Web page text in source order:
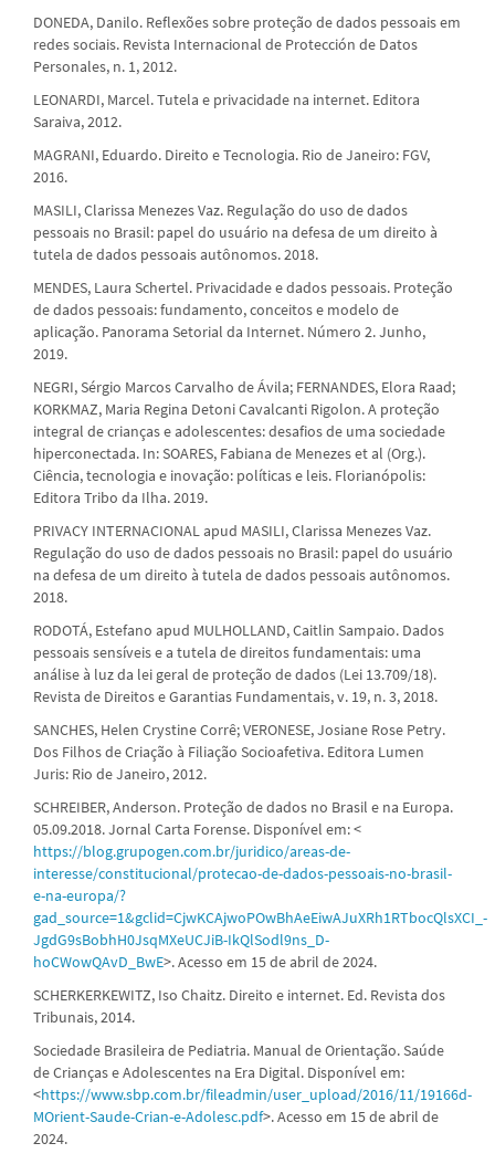
DONEDA, Danilo. Reflexões sobre proteção de dados pessoais em
redes sociais. Revista Internacional de Protección de Datos
Personales, n. 1, 2012.
LEONARDI, Marcel. Tutela e privacidade na internet. Editora
Saraiva, 2012.
MAGRANI, Eduardo. Direito e Tecnologia. Rio de Janeiro: FGV,
2016.
MASILI, Clarissa Menezes Vaz. Regulação do uso de dados
pessoais no Brasil: papel do usuário na defesa de um direito à
tutela de dados pessoais autônomos. 2018.
MENDES, Laura Schertel. Privacidade e dados pessoais. Proteção
de dados pessoais: fundamento, conceitos e modelo de
aplicação. Panorama Setorial da Internet. Número 2. Junho,
2019.
NEGRI, Sérgio Marcos Carvalho de Ávila; FERNANDES, Elora Raad;
KORKMAZ, Maria Regina Detoni Cavalcanti Rigolon. A proteção
integral de crianças e adolescentes: desafios de uma sociedade
hiperconectada. In: SOARES, Fabiana de Menezes et al (Org.).
Ciência, tecnologia e inovação: políticas e leis. Florianópolis:
Editora Tribo da Ilha. 2019.
PRIVACY INTERNACIONAL apud MASILI, Clarissa Menezes Vaz.
Regulação do uso de dados pessoais no Brasil: papel do usuário
na defesa de um direito à tutela de dados pessoais autônomos.
2018.
RODOTÁ, Estefano apud MULHOLLAND, Caitlin Sampaio. Dados
pessoais sensíveis e a tutela de direitos fundamentais: uma
análise à luz da lei geral de proteção de dados (Lei 13.709/18).
Revista de Direitos e Garantias Fundamentais, v. 19, n. 3, 2018.
SANCHES, Helen Crystine Corrê; VERONESE, Josiane Rose Petry.
Dos Filhos de Criação à Filiação Socioafetiva. Editora Lumen
Juris: Rio de Janeiro, 2012.
SCHREIBER, Anderson. Proteção de dados no Brasil e na Europa.
05.09.2018. Jornal Carta Forense. Disponível em: <
https://blog.grupogen.com.br/juridico/areas-de-
interesse/constitucional/protecao-de-dados-pessoais-no-brasil-
e-na-europa/?
gad_source=1&gclid=CjwKCAjwoPOwBhAeEiwAJuXRh1RTbocQlsXCI_-
JgdG9sBobhH0JsqMXeUCJiB-IkQlSodl9ns_D-
hoCWowQAvD_BwE>. Acesso em 15 de abril de 2024.
SCHERKERKEWITZ, Iso Chaitz. Direito e internet. Ed. Revista dos
Tribunais, 2014.
Sociedade Brasileira de Pediatria. Manual de Orientação. Saúde
de Crianças e Adolescentes na Era Digital. Disponível em:
<https://www.sbp.com.br/fileadmin/user_upload/2016/11/19166d-
MOrient-Saude-Crian-e-Adolesc.pdf>. Acesso em 15 de abril de
2024.